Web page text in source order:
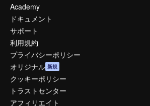
Academy
ドキュメント
サポート
利用規約
プライバシーポリシー
オリジナル 新規
クッキーポリシー
トラストセンター
アフィリエイト